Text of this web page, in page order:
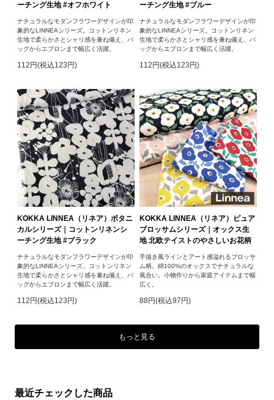
ーチング生地 #オフホワイト
ナチュラルなモダンフラワーデザインが印
象的なLINNEAシリーズ。コットンリネン
生地で柔らかさとシャリ感を兼ね備え、バ
ッグからエプロンまで幅広く活躍。
112円(税込123円)
ーチング生地 #ブルー
ナチュラルなモダンフラワーデザインが印
象的なLINNEAシリーズ。コットンリネン
生地で柔らかさとシャリ感を兼ね備え、バ
ッグからエプロンまで幅広く活躍。
112円(税込123円)
KOKKA LINNEA（リネア）ボタニ
カルシリーズ｜コットンリネンシ
ーチング生地 #ブラック
ナチュラルなモダンフラワーデザインが印
象的なLINNEAシリーズ。コットンリネン
生地で柔らかさとシャリ感を兼ね備え、バ
ッグからエプロンまで幅広く活躍。
112円(税込123円)
KOKKA LINNEA（リネア）ピュア
ブロッサムシリーズ｜オックス生
地 北欧テイストのやさしいお花柄
手描き風ラインとアート感溢れるブロッサ
ム柄。綿100%のオックスでナチュラルな
風合い。小物作りから家庭アイテムまで幅
広く。
88円(税込97円)
もっと見る
最近チェックした商品